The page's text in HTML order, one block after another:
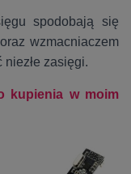
spodobają się
wzmacniaczem
niezłe zasięgi.
kupienia w moim